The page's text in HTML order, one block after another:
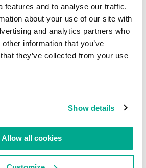
features and to analyse our traffic.
about your use of our site with
and analytics partners who
information that you’ve
they’ve collected from your use
Show details
Allow all cookies
地域では昔から火山活動が多
常に悲しい被害も出ている。
はアグア山の噴火によって同国
的な打撃を受け、パカヤ山
火以来、絶えず噴火が続いて
われているのだ。我々が到着し
まであった！私は時差ぼけを
りについていたので気付かなか
ったのか悪かったのか、よく